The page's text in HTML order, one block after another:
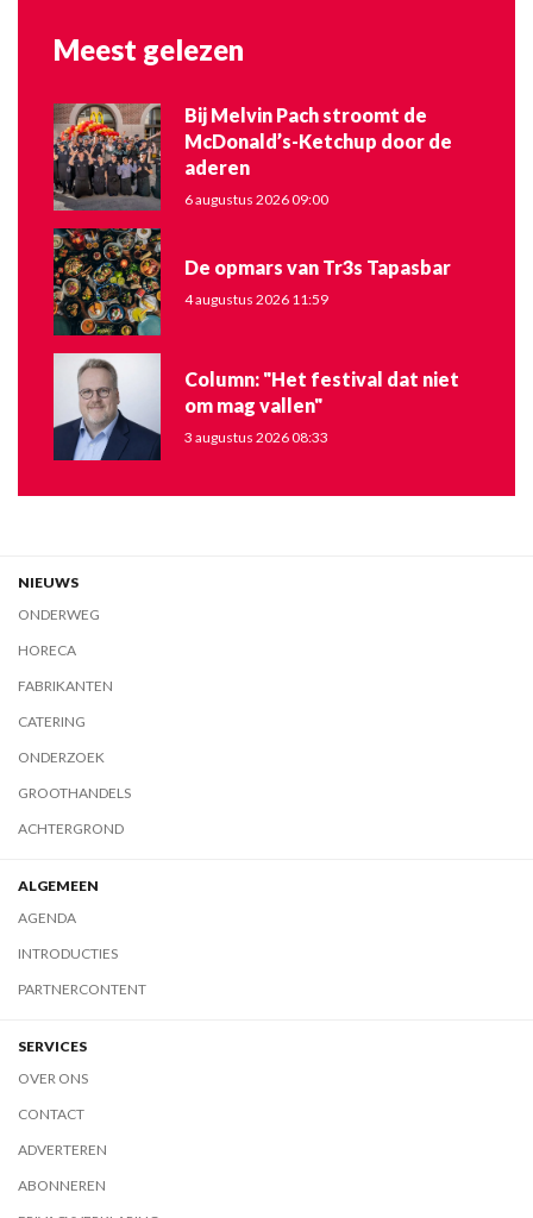
Meest gelezen
Bij Melvin Pach stroomt de
McDonald’s-Ketchup door de
aderen
6 augustus 2026 09:00
De opmars van Tr3s Tapasbar
4 augustus 2026 11:59
Column: "Het festival dat niet
om mag vallen"
3 augustus 2026 08:33
NIEUWS
ONDERWEG
HORECA
FABRIKANTEN
CATERING
ONDERZOEK
GROOTHANDELS
ACHTERGROND
ALGEMEEN
AGENDA
INTRODUCTIES
PARTNERCONTENT
SERVICES
OVER ONS
CONTACT
ADVERTEREN
ABONNEREN